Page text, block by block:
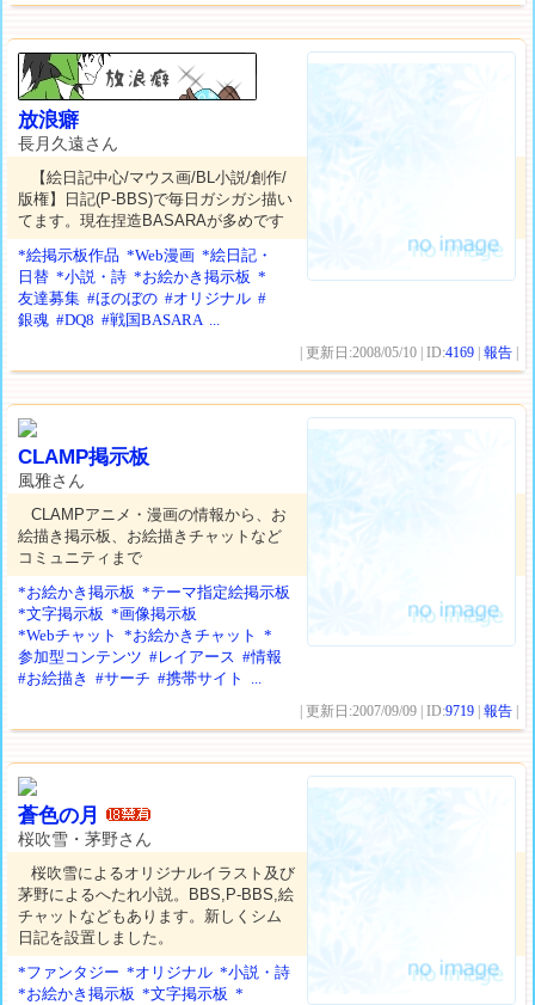
放浪癖
長月久遠さん
【絵日記中心/マウス画/BL小説/創作/
版権】日記(P-BBS)で毎日ガシガシ描い
てます。現在捏造BASARAが多めです
*絵掲示板作品 *Web漫画 *絵日記・
日替 *小説・詩 *お絵かき掲示板 *
友達募集 #ほのぼの #オリジナル #
銀魂 #DQ8 #戦国BASARA ...
| 更新日:2008/05/10 | ID:4169 |報告
CLAMP掲示板
風雅さん
CLAMPアニメ・漫画の情報から、お
絵描き掲示板、お絵描きチャットなど
コミュニティまで
*お絵かき掲示板 *テーマ指定絵掲示板
*文字掲示板 *画像掲示板
*Webチャット
*お絵かきチャット
*
参加型コンテンツ #レイアース #情報
#お絵描き
#サーチ #携帯サイト ...
| 更新日:2007/09/09 | ID:9719 |報告
蒼色の月
桜吹雪・茅野さん
桜吹雪によるオリジナルイラスト及び
茅野によるへたれ小説。BBS,P-BBS,絵
チャットなどもあります。新しくシム
日記を設置しました。
*ファンタジー *オリジナル *小説・詩
*お絵かき掲示板 *文字掲示板 *